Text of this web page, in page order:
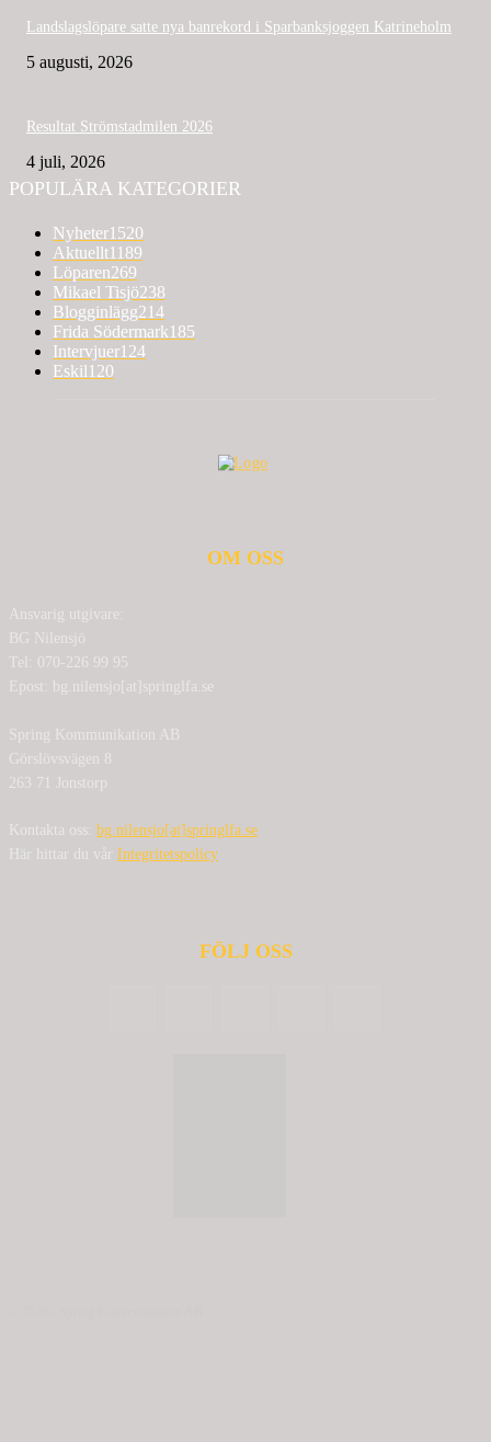
Landslagslöpare satte nya banrekord i Sparbanksjoggen Katrineholm
5 augusti, 2026
Resultat Strömstadmilen 2026
4 juli, 2026
POPULÄRA KATEGORIER
Nyheter1520
Aktuellt1189
Löparen269
Mikael Tisjö238
Blogginlägg214
Frida Södermark185
Intervjuer124
Eskil120
OM OSS
Ansvarig utgivare:
BG Nilensjö
Tel: 070-226 99 95
Epost: bg.nilensjo[at]springlfa.se
Spring Kommunikation AB
Görslövsvägen 8
263 71 Jonstorp
Kontakta oss: bg.nilensjo[at]springlfa.se
Här hittar du vår Integritetspolicy
FÖLJ OSS